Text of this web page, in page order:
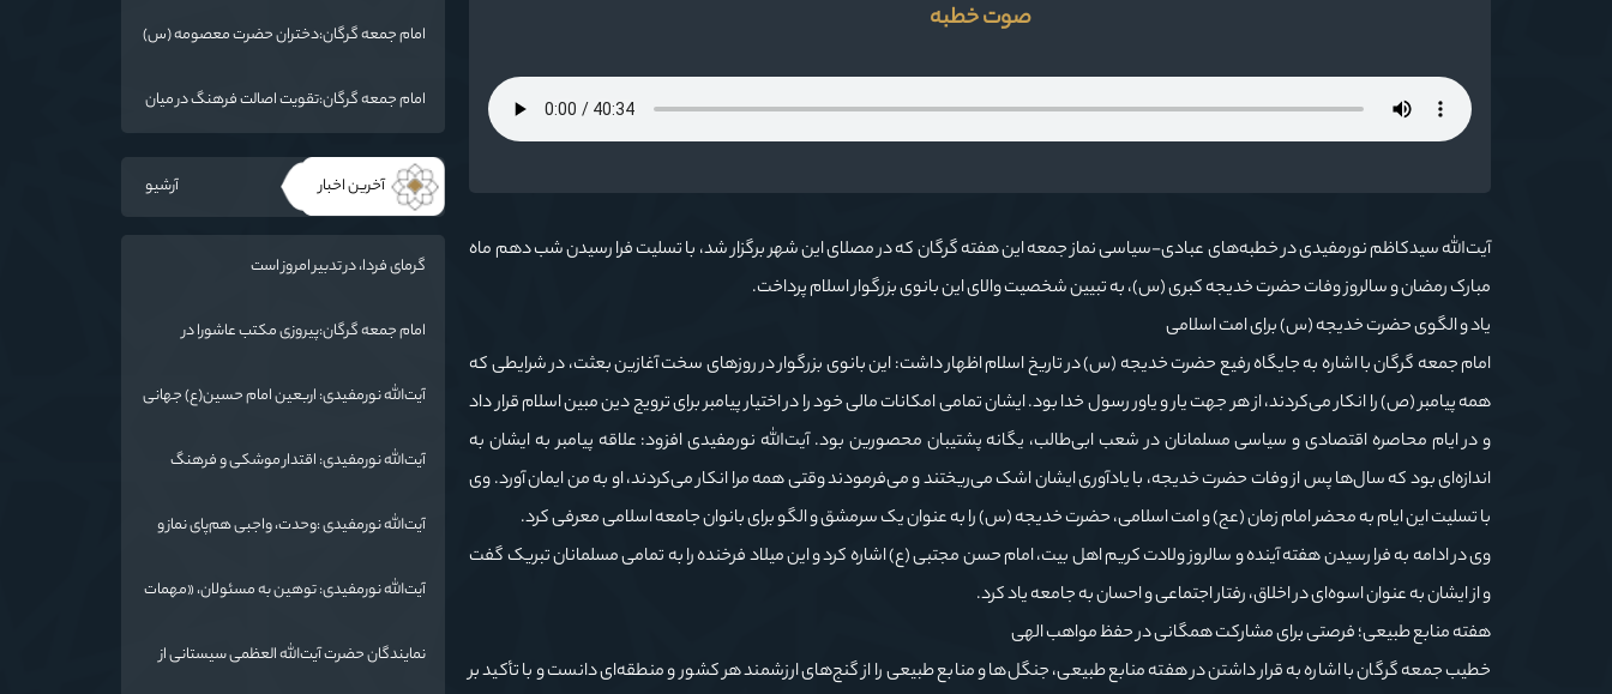
صوت خطبه
آیت‌الله سیدکاظم نورمفیدی در خطبه‌های عبادی-سیاسی نماز جمعه این هفته گرگان که در مصلای این شهر برگزار شد، با تسلیت فرا رسیدن شب دهم ماه
مبارک رمضان و سالروز وفات حضرت خدیجه کبری (س)، به تبیین شخصیت والای این بانوی بزرگوار اسلام پرداخت.
یاد و الگوی حضرت خدیجه (س) برای امت اسلامی
امام جمعه گرگان با اشاره به جایگاه رفیع حضرت خدیجه (س) در تاریخ اسلام اظهار داشت: این بانوی بزرگوار در روزهای سخت آغازین بعثت، در شرایطی که
همه پیامبر (ص) را انکار می‌کردند، از هر جهت یار و یاور رسول خدا بود. ایشان تمامی امکانات مالی خود را در اختیار پیامبر برای ترویج دین مبین اسلام قرار داد
و در ایام محاصره اقتصادی و سیاسی مسلمانان در شعب ابی‌طالب، یگانه پشتیبان محصورین بود. آیت‌الله نورمفیدی افزود: علاقه پیامبر به ایشان به
اندازه‌ای بود که سال‌ها پس از وفات حضرت خدیجه، با یادآوری ایشان اشک می‌ریختند و می‌فرمودند وقتی همه مرا انکار می‌کردند، او به من ایمان آورد. وی
با تسلیت این ایام به محضر امام زمان (عج) و امت اسلامی، حضرت خدیجه (س) را به عنوان یک سرمشق و الگو برای بانوان جامعه اسلامی معرفی کرد.
وی در ادامه به فرا رسیدن هفته آینده و سالروز ولادت کریم اهل بیت، امام حسن مجتبی (ع) اشاره کرد و این میلاد فرخنده را به تمامی مسلمانان تبریک گفت
و از ایشان به عنوان اسوه‌ای در اخلاق، رفتار اجتماعی و احسان به جامعه یاد کرد.
هفته منابع طبیعی؛ فرصتی برای مشارکت همگانی در حفظ مواهب الهی
خطیب جمعه گرگان با اشاره به قرار داشتن در هفته منابع طبیعی، جنگل‌ها و منابع طبیعی را از گنج‌های ارزشمند هر کشور و منطقه‌ای دانست و با تأکید بر
امام جمعه گرگان:دختران حضرت معصومه (س)
مقاومت بود
امام جمعه گرگان:تقویت اصالت فرهنگ در میان
آخرین اخبار آرشیو
گرمای فردا، در تدبیر امروز است
امام جمعه گرگان:پیروزی مکتب عاشورا در
نمی‌شود
آیت‌الله نورمفیدی: اربعین امام حسین(ع) جهانی
تهمت به مسئولان حد شرعی دارد
آیت‌الله نورمفیدی: اقتدار موشکی و فرهنگ
تا ضرورت روایتگری جهانی
آیت‌الله نورمفیدی :وحدت، واجبی هم‌پای نماز و
آیت‌الله نورمفیدی: توهین به مسئولان، «مهمات
به جای جنگ است
نمایندگان حضرت آیت‌الله العظمی سیستانی از